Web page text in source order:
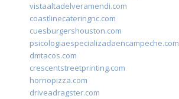
vistaaltadelveramendi.com
coastlinecateringnc.com
cuesburgershouston.com
psicologiaespecializadaencampeche.com
dmtacos.com
crescentstreetprinting.com
hornopizza.com
driveadragster.com